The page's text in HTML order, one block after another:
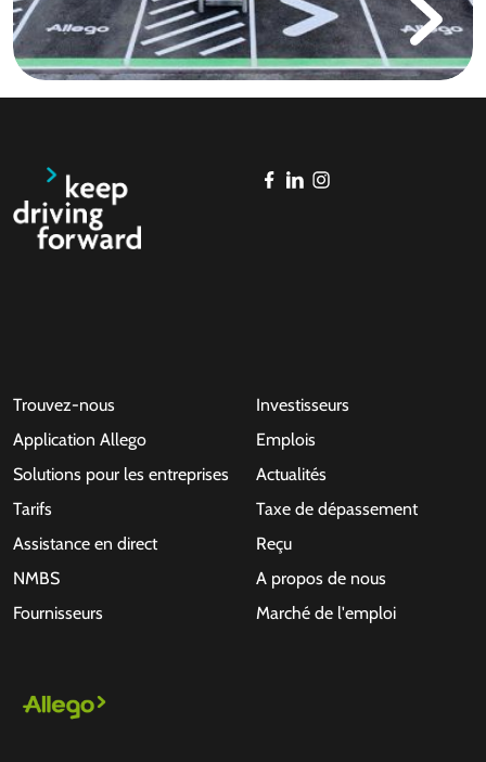
Trouvez-nous
Application Allego
Solutions pour les entreprises
Tarifs
Assistance en direct
NMBS
Fournisseurs
Investisseurs
Emplois
Actualités
Taxe de dépassement
Reçu
A propos de nous
Marché de l'emploi